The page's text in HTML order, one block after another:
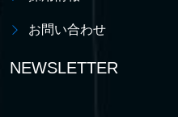
お問い合わせ
NEWSLETTER